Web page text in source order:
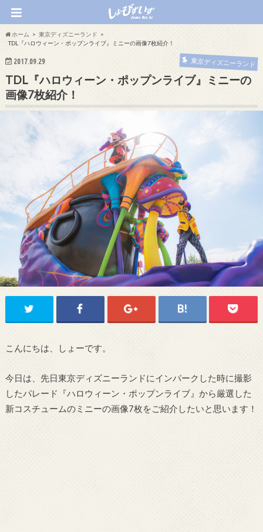
ホーム
東京ディズニーランド
TDL『ハロウィーン・ポップンライブ』ミニーの画像7枚紹介！
2017.09.29 東京ディズニーランド
TDL『ハロウィーン・ポップンライブ』ミニーの
画像7枚紹介！
こんにちは、しょーです。
今日は、先日東京ディズニーランドにインパークした時に撮影
したパレード『ハロウィーン・ポップンライブ』から厳選した
新コスチュームのミニーの画像7枚をご紹介したいと思います！